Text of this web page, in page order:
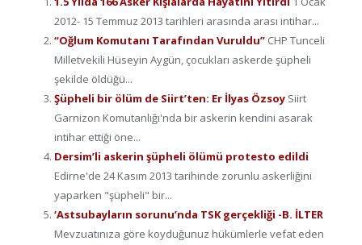
2012- 15 Temmuz 2013 tarihleri arasında arası intihar...
“Oğlum Komutanı Tarafından Vuruldu” CHP Tunceli
Milletvekili Hüseyin Aygün, çocukları askerde şüpheli
şekilde öldüğü...
Şüpheli bir ölüm de Siirt’ten: Er İlyas Özsoy Siirt
Garnizon Komutanlığı'nda bir askerin kendini asarak
intihar ettiği öne...
Dersim’li askerin şüpheli ölümü protesto edildi
Edirne'de 24 Kasım 2013 tarihinde zorunlu askerliğini
yaparken "şüpheli" bir...
‘Astsubayların sorunu’nda TSK gerçekliği -B. İLTER
Mevzuatınıza göre koyduğunuz hükümlerle vefat eden